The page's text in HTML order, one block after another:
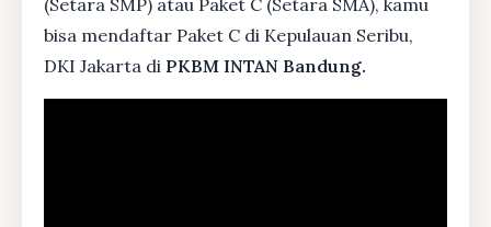
bisa mendaftar Paket C di Kepulauan Seribu,
DKI Jakarta di PKBM INTAN Bandung.